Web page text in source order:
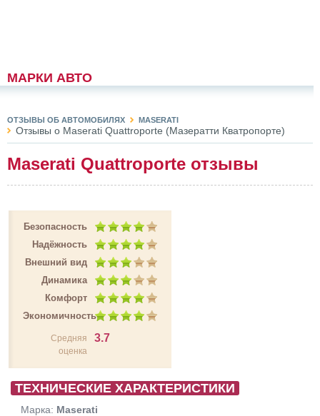
МАРКИ АВТО
ОТЗЫВЫ ОБ АВТОМОБИЛЯХ MASERATI
Отзывы о Maserati Quattroporte (Мазератти Кватропорте)
Maserati Quattroporte отзывы
Безопасность
Надёжность
Внешний вид
Динамика
Комфорт
Экономичность
Средняя
оценка
3.7
ТЕХНИЧЕСКИЕ ХАРАКТЕРИСТИКИ
Марка: Maserati